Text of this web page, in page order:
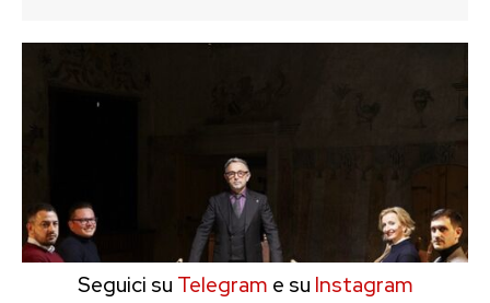
Seguici su Telegram e su Instagram